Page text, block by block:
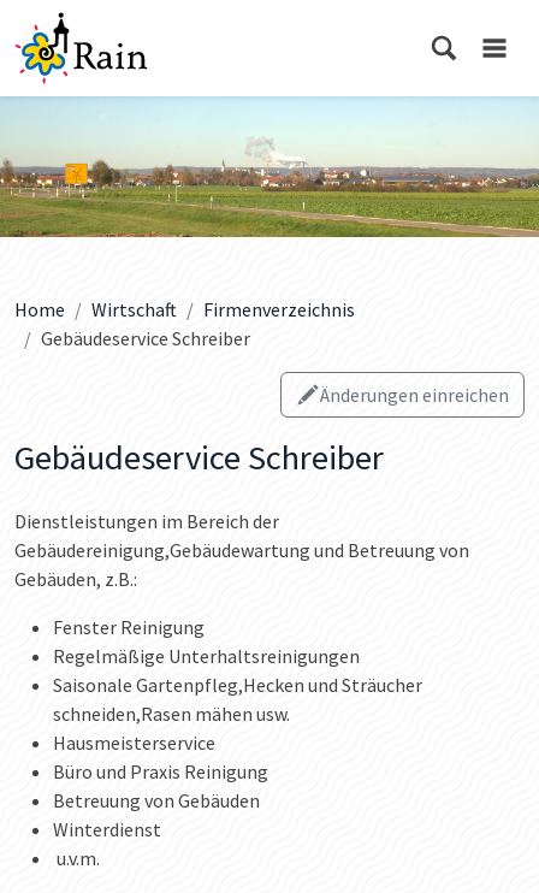
Home Wirtschaft
Firmenverzeichnis
Gebäudeservice Schreiber
Änderungen einreichen
Gebäudeservice Schreiber
Dienstleistungen im Bereich der
Gebäudereinigung,Gebäudewartung und Betreuung von
Gebäuden, z.B.:
Fenster Reinigung
Regelmäßige Unterhaltsreinigungen
Saisonale Gartenpfleg,Hecken und Sträucher
schneiden,Rasen mähen usw.
Hausmeisterservice
Büro und Praxis Reinigung
Betreuung von Gebäuden
Winterdienst
u.v.m.